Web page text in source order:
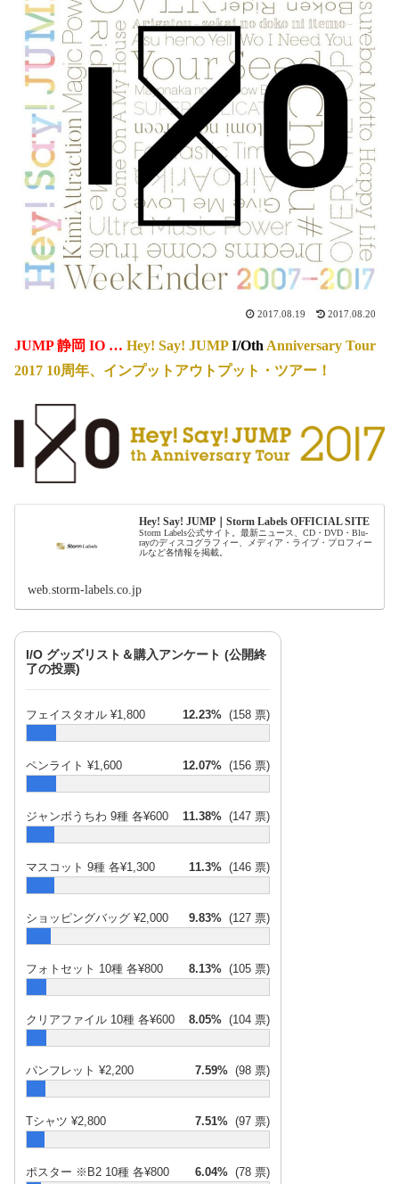
2017.08.19 2017.08.20
JUMP 静岡 IO … Hey! Say! JUMPI/OthAnniversary Tour
2017 10周年、インプットアウトプット・ツアー！
Hey! Say! JUMP｜Storm Labels OFFICIAL SITE
Storm Labels公式サイト。最新ニュース、CD・DVD・Blu-
rayのディスコグラフィー、メディア・ライブ・プロフィー
ルなど各情報を掲載。
web.storm-labels.co.jp
I/O グッズリスト＆購入アンケート (公開終
了の投票)
フェイスタオル ¥1,800 12.23% (158 票)
ペンライト ¥1,600 12.07% (156 票)
ジャンボうちわ 9種 各¥600 11.38% (147 票)
マスコット 9種 各¥1,300 11.3% (146 票)
ショッピングバッグ ¥2,000 9.83% (127 票)
フォトセット 10種 各¥800 8.13% (105 票)
クリアファイル 10種 各¥600 8.05% (104 票)
パンフレット ¥2,200 7.59% (98 票)
Tシャツ ¥2,800 7.51% (97 票)
ポスター ※B2 10種 各¥800 6.04% (78 票)